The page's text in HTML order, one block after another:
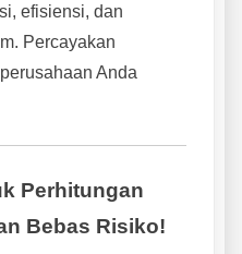
efisiensi, dan
Percayakan
Anda
Perhitungan
Bebas Risiko!